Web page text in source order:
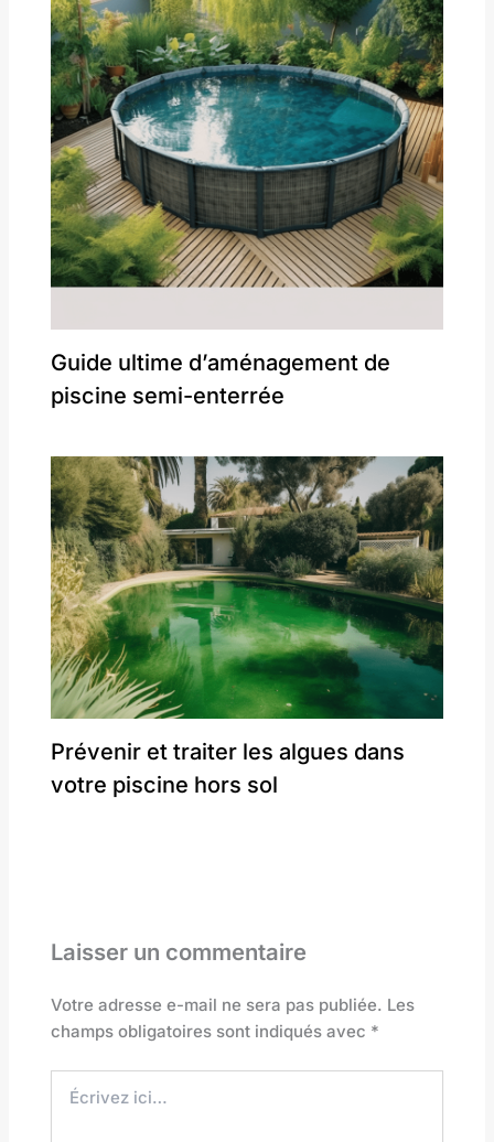
Guide ultime d’aménagement de
piscine semi-enterrée
Prévenir et traiter les algues dans
votre piscine hors sol
Laisser un commentaire
Votre adresse e-mail ne sera pas publiée. Les
champs obligatoires sont indiqués avec *
ici…